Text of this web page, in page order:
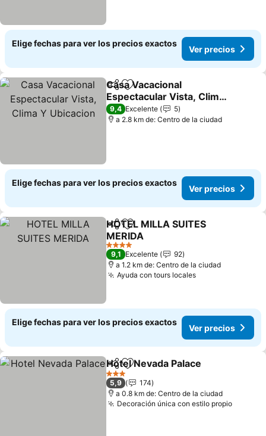
Elige fechas para ver los precios exactos
Ver precios
CompartirAgregar a favoritos
Casa Vacacional
Espectacular Vista, Clima
Y Ubicacion
Ver precios
9,4 Excelente
5
a 2.8 km de: Centro de la ciudad
Elige fechas para ver los precios exactos
Ver precios
CompartirAgregar a favoritos
HOTEL MILLA SUITES
MERIDA
Ver precios
4 Estrellas
9,1 Excelente
92
a 1.2 km de: Centro de la ciudad
Ayuda con tours localesVer precios
Elige fechas para ver los precios exactos
Ver precios
CompartirAgregar a favoritos
Hotel Nevada Palace
3 Estrellas
5,9
174
a 0.8 km de: Centro de la ciudad
Decoración única con estilo propioVer